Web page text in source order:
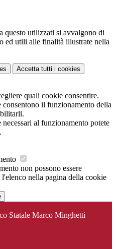
questo utilizzati si avvalgono di
ed utili alle finalità illustrate nella
Accetta tutti i cookies
quali cookie consentire.
il funzionamento della
al funzionamento potete
.
non possono essere
nella pagina della cookie
Statale Marco Minghetti